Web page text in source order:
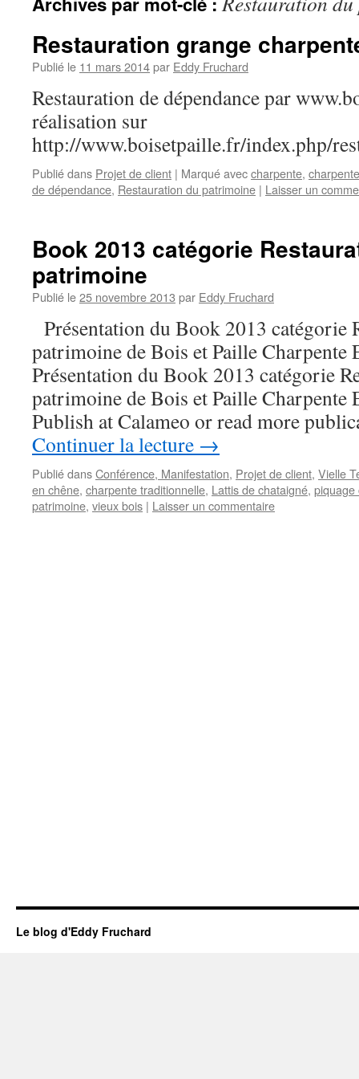
Restauration grange
Publié le 11 mars 2014par Eddy Fruchard
Restauration de dépendance par
réalisation sur
http://www.boisetpaille.fr/index.php/
Publié dans Projet de client | Marqué aveccharpente,
de dépendance, Restauration du patrimoine | Laisser un
Book 2013 catégorie
patrimoine
Publié le25 novembre 2013 par Eddy Fruchard
Présentation du Book 2013 catégorie
patrimoine de Bois et Paille
Présentation du Book 2013 catégorie
patrimoine de Bois et Paille
Publish at Calameo or read more
Continuer la lecture →
Publié dansConférence, Manifestation, Projet de client, Vielle
en chêne, charpente traditionnelle, Lattis de chataigné, piquage
patrimoine, vieux bois | Laisser un commentaire
Le blog d'Eddy Fruchard